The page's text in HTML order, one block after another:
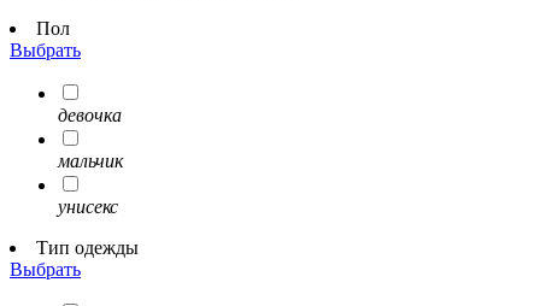
Пол
Выбрать
девочка
мальчик
унисекс
Тип одежды
Выбрать